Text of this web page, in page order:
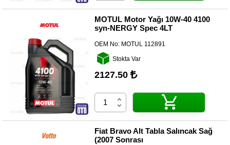
MOTUL Motor Yağı 10W-40 4100
syn-NERGY Spec 4LT
OEM No: MOTUL 112891
Stokta Var
2127.50
Fiat Bravo Alt Tabla Salıncak Sağ
(2007 Sonrası